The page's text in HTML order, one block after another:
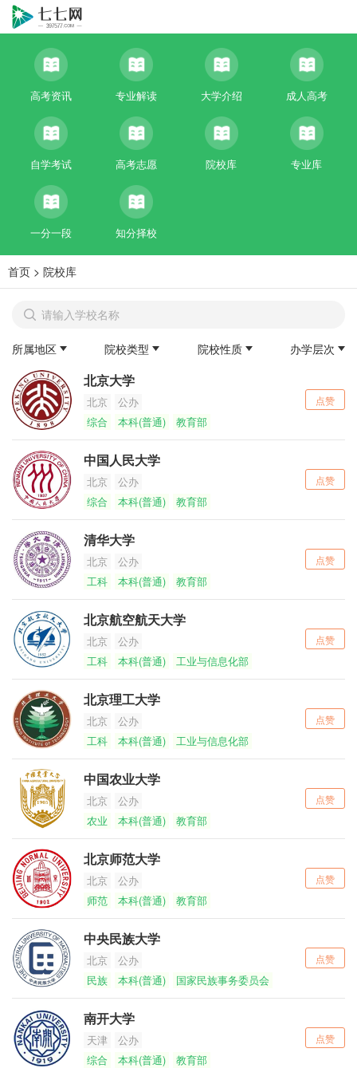
高考资讯 专业解读 大学介绍 成人高考
自学考试 高考志愿 院校库 专业库
一分一段 知分择校
首页 > 院校库
所属地区 院校类型 院校性质 办学层次
北京大学
北京
公办
综合
本科(普通) 教育部
点赞
中国人民大学
北京
公办
综合
本科(普通) 教育部
点赞
清华大学
北京
公办
工科
本科(普通) 教育部
点赞
北京航空航天大学
北京
公办
工科
本科(普通) 工业与信息化部
点赞
北京理工大学
北京
公办
工科
本科(普通) 工业与信息化部
点赞
中国农业大学
北京
公办
农业
本科(普通) 教育部
点赞
北京师范大学
北京
公办
师范
本科(普通) 教育部
点赞
中央民族大学
北京
公办
民族
本科(普通) 国家民族事务委员会
点赞
南开大学
天津
公办
综合
本科(普通) 教育部
点赞